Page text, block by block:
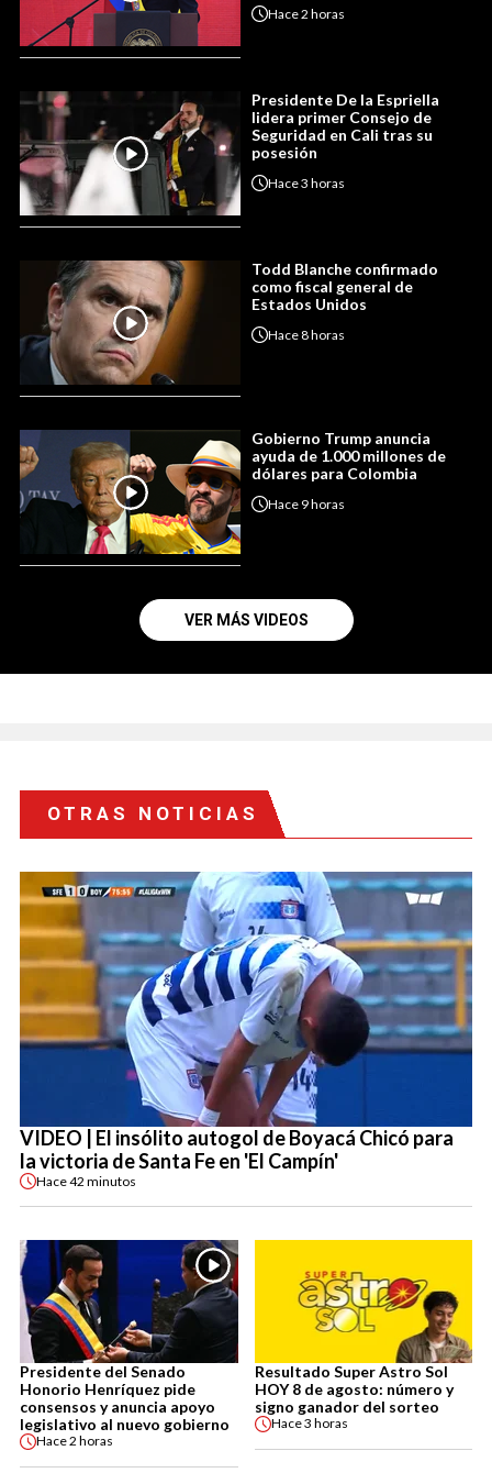
Hace2 horas
Presidente De la Espriella
lidera primer Consejo de
Seguridad en Cali tras su
posesión
Hace3 horas
Todd Blanche confirmado
como fiscal general de
Estados Unidos
Hace8 horas
Gobierno Trump anuncia
ayuda de 1.000 millones de
dólares para Colombia
Hace 9 horas
VER MÁS VIDEOS
OTRAS NOTICIAS
VIDEO | El insólito autogol de Boyacá Chicó para
la victoria de Santa Fe en 'El Campín'
Hace42 minutos
Presidente del Senado
Honorio Henríquez pide
consensos y anuncia apoyo
legislativo al nuevo gobierno
Hace2 horas
Resultado Super Astro Sol
HOY 8 de agosto: número y
signo ganador del sorteo
Hace3 horas